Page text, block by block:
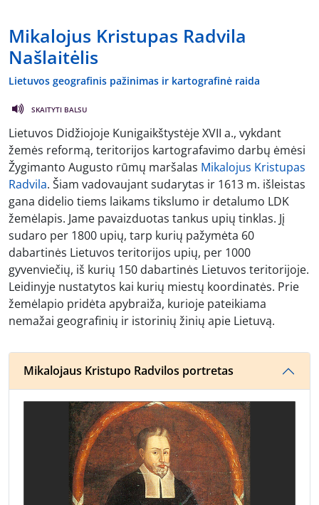
Mikalojus Kristupas Radvila
Našlaitėlis
Lietuvos geografinis pažinimas ir kartografinė raida
SKAITYTI BALSU
Lietuvos Didžiojoje Kunigaikštystėje XVII a., vykdant
žemės reformą, teritorijos kartografavimo darbų ėmėsi
Žygimanto Augusto rūmų maršalas Mikalojus Kristupas
Radvila. Šiam vadovaujant sudarytas ir 1613 m. išleistas
gana didelio tiems laikams tikslumo ir detalumo LDK
žemėlapis. Jame pavaizduotas tankus upių tinklas. Jį
sudaro per 1800 upių, tarp kurių pažymėta 60
dabartinės Lietuvos teritorijos upių, per 1000
gyvenviečių, iš kurių 150 dabartinės Lietuvos teritorijoje.
Leidinyje nustatytos kai kurių miestų koordinatės. Prie
žemėlapio pridėta apybraiža, kurioje pateikiama
nemažai geografinių ir istorinių žinių apie Lietuvą.
Mikalojaus Kristupo Radvilos portretas